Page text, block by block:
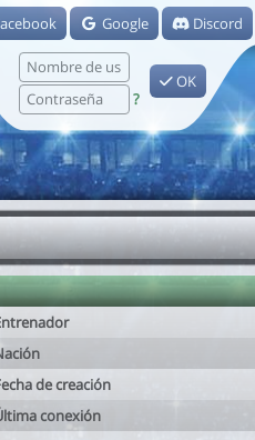
Google Discord
?
OK
de creación
conexión